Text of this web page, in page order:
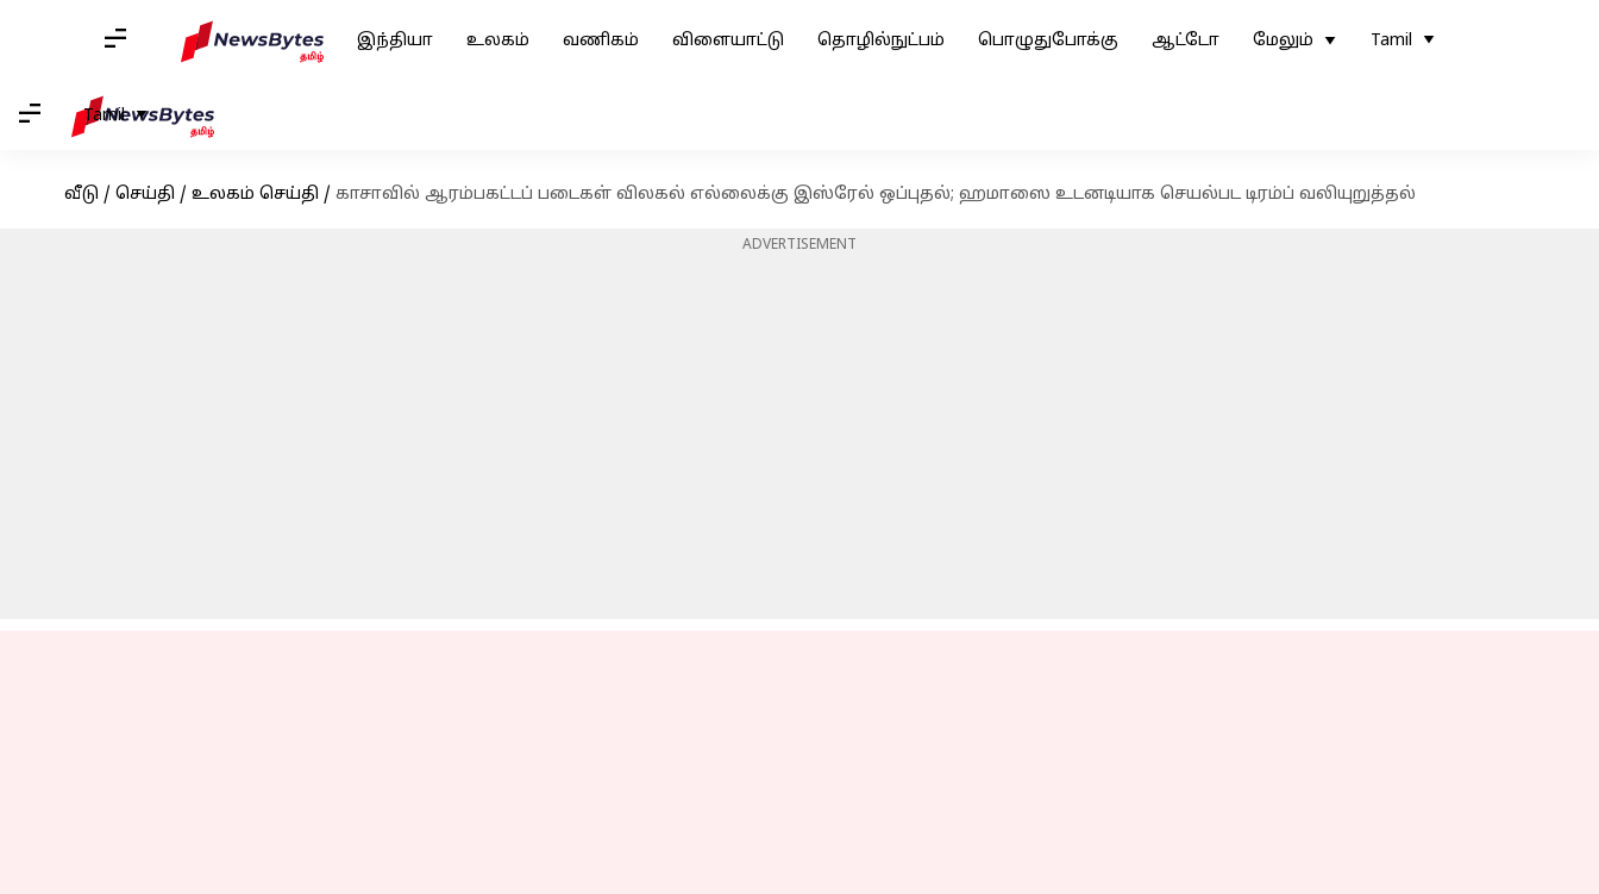
இந்தியா உலகம் வணிகம் விளையாட்டு தொழில்நுட்பம் பொழுதுபோக்கு ஆட்டோ மேலும் Tamil
Tamil
வீடு / செய்தி / உலகம் செய்தி / காசாவில் ஆரம்பகட்டப் படைகள் விலகல் எல்லைக்கு இஸ்ரேல் ஒப்புதல்; ஹமாஸை உடனடியாக செயல்பட டிரம்ப் வலியுறுத்தல்
ADVERTISEMENT